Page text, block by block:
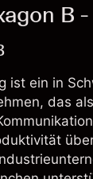
B -
ist ein in
das